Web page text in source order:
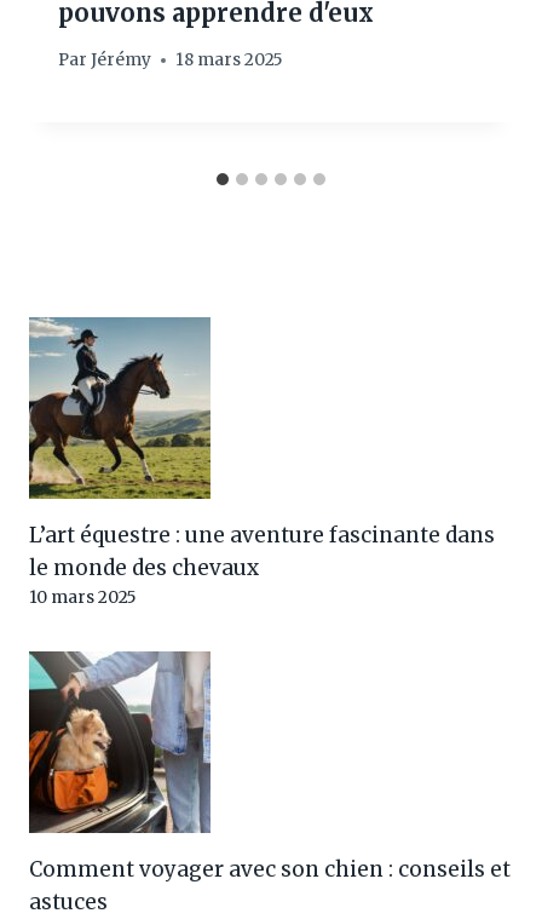
pouvons apprendre d'eux
Par Jérémy 18 mars 2025
L’art équestre : une aventure fascinante dans
le monde des chevaux
10 mars 2025
Comment voyager avec son chien : conseils et
astuces